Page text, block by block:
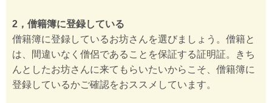
2，僧籍簿に登録している
僧籍簿に登録しているお坊さんを選びましょう。僧籍と
は、間違いなく僧侶であることを保証する証明証。きち
んとしたお坊さんに来てもらいたいからこそ、僧籍簿に
登録しているかご確認をおススメしています。